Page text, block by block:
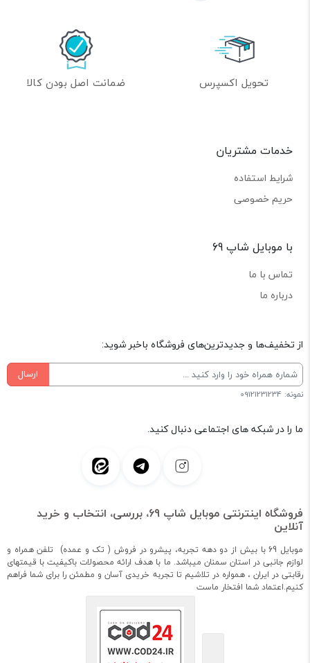
تحویل اکسپرس ضمانت اصل بودن کالا
خدمات مشتریان
شرایط استفاده
حریم خصوصی
با موبایل شاپ 69
تماس با ما
درباره ما
از تخفیف‌ها و جدیدترین‌های فروشگاه باخبر شوید:
ارسال
نمونه: 09121231234
ما را در شبکه های اجتماعی دنبال کنید.
فروشگاه اینترنتی موبایل شاپ 69، بررسی، انتخاب و خرید
آنلاین
موبایل 69 با بیش از دو دهه تجربه، پیشرو در فروش ( تک و عمده) تلفن همراه و
لوازم جانبی در استان سمنان میباشد. ما با هدف ارائه محصولات باکیفیت با قیمتهای
رقابتی در ایران ، همواره در تلاشیم تا تجربه خریدی آسان و مطمئن را برای شما فراهم
کنیم.اعتماد شما افتخار ماست